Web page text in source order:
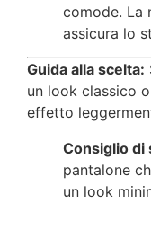
comode. La
assicura lo
Guida alla scelta:
un look classico
effetto
Consiglio di
pantalone
un look